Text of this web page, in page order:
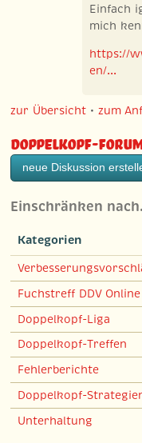
Einfach
mich
https://
en/...
zur Übersicht •zum
Doppelkopf-
neue Diskussion
Einschränken
Kategorien
Fuchstreff DDV
Doppelkopf-Liga
Doppelkopf-Treffen
Fehlerberichte
Doppelkopf-
Unterhaltung